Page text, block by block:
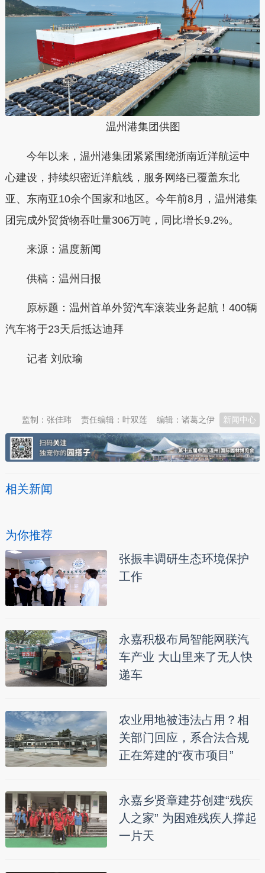
温州港集团供图
今年以来，温州港集团紧紧围绕浙南近洋航运中
心建设，持续织密近洋航线，服务网络已覆盖东北
亚、东南亚10余个国家和地区。今年前8月，温州港集
团完成外贸货物吞吐量306万吨，同比增长9.2%。
来源：温度新闻
供稿： 温州日报
原标题： 温州首单外贸汽车滚装业务起航！400辆
汽车将于23天后抵达迪拜
记者 刘欣瑜
新闻中心
编辑：诸葛之伊
责任编辑：叶双莲
监制：张佳玮
相关新闻
为你推荐
张振丰调研生态环境保护
工作
永嘉积极布局智能网联汽
车产业 大山里来了无人快
递车
农业用地被违法占用？相
关部门回应，系合法合规
正在筹建的“夜市项目”
永嘉乡贤章建芬创建“残疾
人之家” 为困难残疾人撑起
一片天